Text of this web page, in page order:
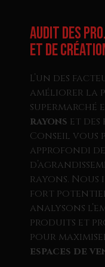
Audit des
et de
L’un des
améliorer la
supermarché
rayons et des
Conseil vous
approfondi
rayons. Nous
fort potentiel
analysons
produits et
pour
espaces de